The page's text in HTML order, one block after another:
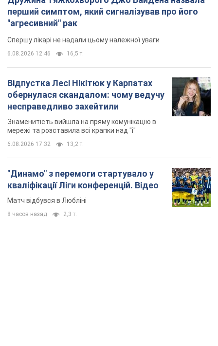
6.08.2026 17:32 13,2 т.
"Динамо" з перемоги стартувало у
кваліфікації Ліги конференцій. Відео
8 часов назад 2,3 т.